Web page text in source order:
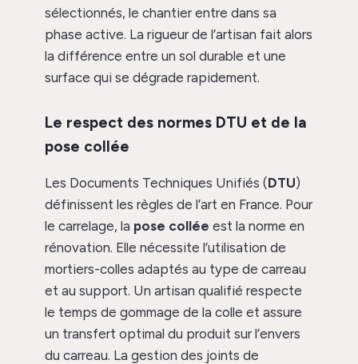
sélectionnés, le chantier entre dans sa
phase active. La rigueur de l’artisan fait alors
la différence entre un sol durable et une
surface qui se dégrade rapidement.
Le respect des normes DTU et de la
pose collée
Les Documents Techniques Unifiés (DTU)
définissent les règles de l’art en France. Pour
le carrelage, la pose collée est la norme en
rénovation. Elle nécessite l’utilisation de
mortiers-colles adaptés au type de carreau
et au support. Un artisan qualifié respecte
le temps de gommage de la colle et assure
un transfert optimal du produit sur l’envers
du carreau. La gestion des joints de